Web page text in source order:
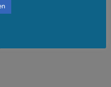
Werktage